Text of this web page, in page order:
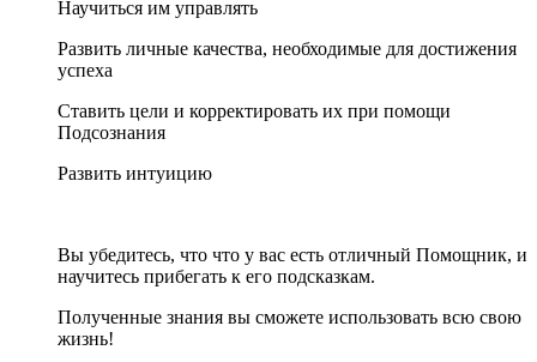
Научиться им управлять
Развить личные качества, необходимые для достижения
успеха
Ставить цели и корректировать их при помощи
Подсознания
Развить интуицию
Вы убедитесь, что что у вас есть отличный Помощник, и
научитесь прибегать к его подсказкам.
Полученные знания вы сможете использовать всю свою
жизнь!